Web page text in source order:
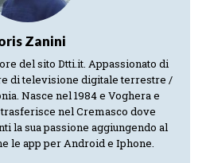
Zanini
del sito Dtti.it. Appassionato di
di televisione digitale terrestre /
Nasce nel 1984 e Voghera e
nel Cremasco dove
la sua passione aggiungendo al
le app per Android e Iphone.